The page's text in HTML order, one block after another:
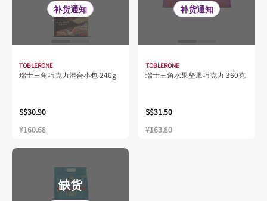
补货通知
TOBLERONE
瑞士三角巧克力混合小包 240g
S$30.90
¥160.68
补货通知
TOBLERONE
瑞士三角水果坚果巧克力 360克
S$31.50
¥163.80
缺货